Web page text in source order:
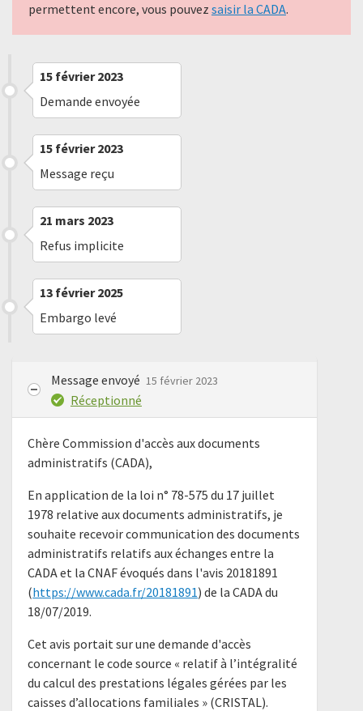
permettent encore, vous pouvez saisir la CADA.
15 février 2023
Demande envoyée
15 février 2023
Message reçu
21 mars 2023
Refus implicite
13 février 2025
Embargo levé
Message envoyé 15 février 2023
Réceptionné
Chère Commission d'accès aux documents
administratifs (CADA),
En application de la loi n° 78-575 du 17 juillet
1978 relative aux documents administratifs, je
souhaite recevoir communication des documents
administratifs relatifs aux échanges entre la
CADA et la CNAF évoqués dans l'avis 20181891
(https://www.cada.fr/20181891) de la CADA du
18/07/2019.
Cet avis portait sur une demande d'accès
concernant le code source « relatif à l’intégralité
du calcul des prestations légales gérées par les
caisses d’allocations familiales » (CRISTAL).